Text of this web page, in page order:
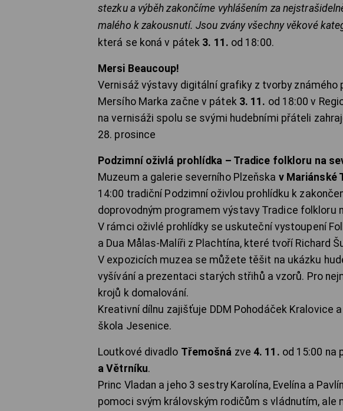
stezku a výběh zakončíme vyhlášením za
malého k zakousnutí. Jsou zvány všechny věkové
která se koná v pátek 3. 11. od 18:00.
Mersi Beaucoup!
Vernisáž výstavy digitální grafiky z tvorby
Mersího Marka začne v pátek 3. 11. od 18:00 v
na vernisáži spolu se svými hudebními přáteli
28. prosince
Podzimní oživlá prohlídka – Tradice folkloru na
Muzeum a galerie severního Plzeňska v Mariánské
14:00 tradiční Podzimní oživlou prohlídku k
doprovodným programem výstavy Tradice folkloru
V rámci oživlé prohlídky se uskuteční vystoupení
a Dua Målas-Malíři z Plachtína, které tvoří Richard
V expozicích muzea se můžete těšit na ukázku
vyšívání a prezentaci starých střihů a vzorů. Pro
krojů k domalování.
Kreativní dílnu zajišťuje DDM Pohodáček Kralovice
škola Jesenice.
Loutkové divadlo Třemošná zve4. 11. od 15:00 na
a Větrníku.
Princ Vladan a jeho 3 sestry Karolína, Evelína a
pomoci svým královským rodičům s vládnutím, ale